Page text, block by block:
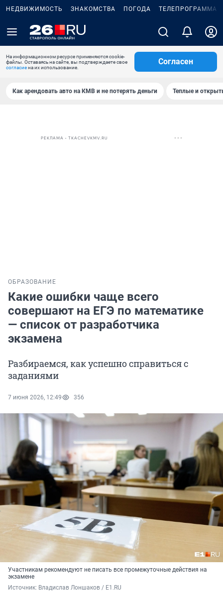
НЕДВИЖИМОСТЬ ЗНАКОМСТВА ПОГОДА ТЕЛЕПРОГРАММА
На информационном ресурсе применяются cookie-
файлы. Оставаясь на сайте, вы подтверждаете свое
согласиена их использование.
Согласен
Как арендовать авто на КМВ и не потерять деньги Теплые и
РЕКЛАМА • TKACHEVKMV.RU
ОБРАЗОВАНИЕ
Какие ошибки чаще всего
совершают на ЕГЭ по математике
— список от разработчика
экзамена
Разбираемся, как успешно справиться с
заданиями
7 июня 2026, 12:49 356
Участникам рекомендуют не писать все промежуточные действия на
экзамене
Источник: Владислав Лоншаков / E1.RU